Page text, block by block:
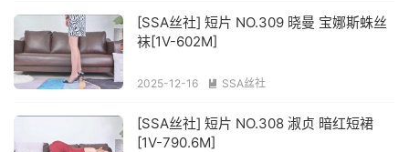
[SSA丝社] 短片 NO.309 晓曼 宝娜斯蛛丝
袜[1V-602M]
2025-12-16  SSA丝社
[SSA丝社] 短片 NO.308 淑贞 暗红短裙
[1V-790.6M]